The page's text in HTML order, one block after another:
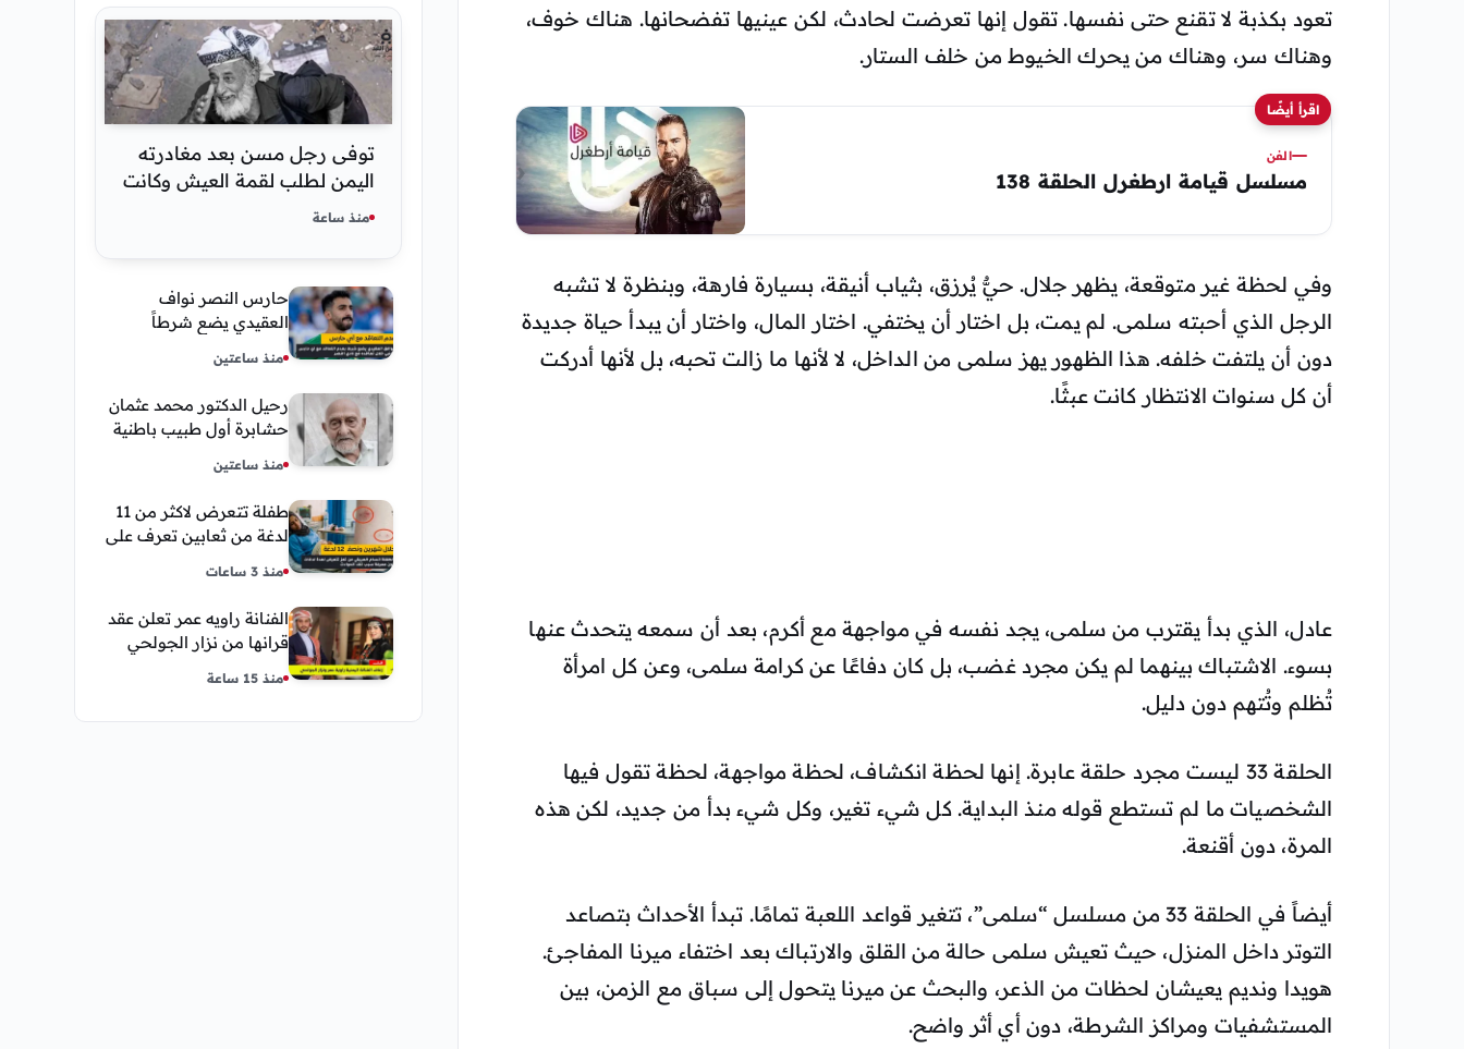
تعود بكذبة لا تقنع حتى نفسها. تقول إنها تعرضت لحادث، لكن عينيها تفضحانها. هناك خوف،
وهناك سر، وهناك من يحرك الخيوط من خلف الستار.
اقرأ أيضًا
الفن
مسلسل قيامة ارطغرل الحلقة 138
وفي لحظة غير متوقعة، يظهر جلال. حيٌّ يُرزق، بثياب أنيقة، بسيارة فارهة، وبنظرة لا تشبه
الرجل الذي أحبته سلمى. لم يمت، بل اختار أن يختفي. اختار المال، واختار أن يبدأ حياة جديدة
دون أن يلتفت خلفه. هذا الظهور يهز سلمى من الداخل، لا لأنها ما زالت تحبه، بل لأنها أدركت
أن كل سنوات الانتظار كانت عبثًا.
عادل، الذي بدأ يقترب من سلمى، يجد نفسه في مواجهة مع أكرم، بعد أن سمعه يتحدث عنها
بسوء. الاشتباك بينهما لم يكن مجرد غضب، بل كان دفاعًا عن كرامة سلمى، وعن كل امرأة
تُظلم وتُتهم دون دليل.
الحلقة 33 ليست مجرد حلقة عابرة. إنها لحظة انكشاف، لحظة مواجهة، لحظة تقول فيها
الشخصيات ما لم تستطع قوله منذ البداية. كل شيء تغير، وكل شيء بدأ من جديد، لكن هذه
المرة، دون أقنعة.
أيضاً في الحلقة 33 من مسلسل “سلمى”، تتغير قواعد اللعبة تمامًا. تبدأ الأحداث بتصاعد
التوتر داخل المنزل، حيث تعيش سلمى حالة من القلق والارتباك بعد اختفاء ميرنا المفاجئ.
هويدا ونديم يعيشان لحظات من الذعر، والبحث عن ميرنا يتحول إلى سباق مع الزمن، بين
المستشفيات ومراكز الشرطة، دون أي أثر واضح.
توفى رجل مسن بعد مغادرته
اليمن لطلب لقمة العيش وكانت
أخر قبلة يقدمها لإبنته
منذ ساعة
حارس النصر نواف
العقيدي يضع شرطاً
النادي
منذ ساعتين
رحيل الدكتور محمد عثمان
حشابرة أول طبيب باطنية
منذ ساعتين
طفلة تتعرض لاكثر من 11
لدغة من ثعابين تعرف على
العريقي
منذ 3 ساعات
الفنانة راويه عمر تعلن عقد
قرانها من نزار الجولحي
منذ 15 ساعة